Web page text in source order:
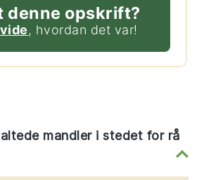
denne opskrift?
, hvordan det var!
mandler i stedet for rå